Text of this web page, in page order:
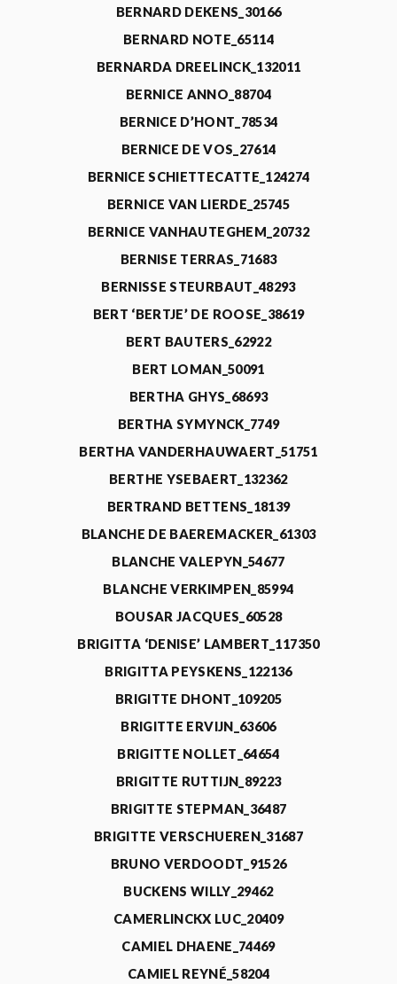
BERNARD DEKENS_30166
BERNARD NOTE_65114
BERNARDA DREELINCK_132011
BERNICE ANNO_88704
BERNICE D’HONT_78534
BERNICE DE VOS_27614
BERNICE SCHIETTECATTE_124274
BERNICE VAN LIERDE_25745
BERNICE VANHAUTEGHEM_20732
BERNISE TERRAS_71683
BERNISSE STEURBAUT_48293
BERT ‘BERTJE’ DE ROOSE_38619
BERT BAUTERS_62922
BERT LOMAN_50091
BERTHA GHYS_68693
BERTHA SYMYNCK_7749
BERTHA VANDERHAUWAERT_51751
BERTHE YSEBAERT_132362
BERTRAND BETTENS_18139
BLANCHE DE BAEREMACKER_61303
BLANCHE VALEPYN_54677
BLANCHE VERKIMPEN_85994
BOUSAR JACQUES_60528
BRIGITTA ‘DENISE’ LAMBERT_117350
BRIGITTA PEYSKENS_122136
BRIGITTE DHONT_109205
BRIGITTE ERVIJN_63606
BRIGITTE NOLLET_64654
BRIGITTE RUTTIJN_89223
BRIGITTE STEPMAN_36487
BRIGITTE VERSCHUEREN_31687
BRUNO VERDOODT_91526
BUCKENS WILLY_29462
CAMERLINCKX LUC_20409
CAMIEL DHAENE_74469
CAMIEL REYNÉ_58204